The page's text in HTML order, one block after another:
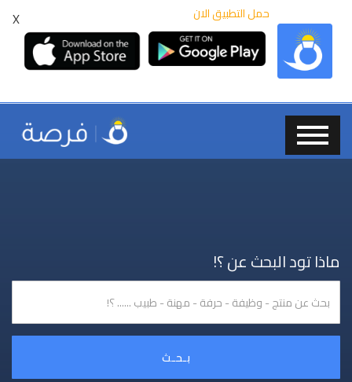
X حمل التطبيق الان
ماذا تود البحث عن ؟!
بـحـث